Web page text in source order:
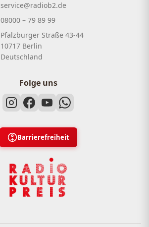
service@radiob2.de
08000 – 79 89 99
Pfalzburger Straße 43-44
10717 Berlin
Deutschland
Folge uns
Barrierefreiheit